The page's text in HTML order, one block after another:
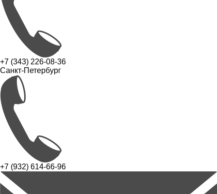
+7 (343) 226-08-36
Санкт-Петербург
+7 (932) 614-66-96